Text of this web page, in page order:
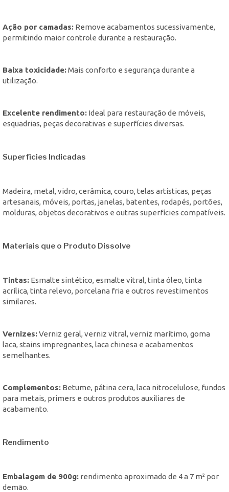
Ação por camadas: Remove acabamentos sucessivamente,
permitindo maior controle durante a restauração.
Baixa toxicidade:Mais conforto e segurança durante a
utilização.
Excelente rendimento: Ideal para restauração de móveis,
esquadrias, peças decorativas e superfícies diversas.
Superfícies Indicadas
Madeira, metal, vidro, cerâmica, couro, telas artísticas, peças
artesanais, móveis, portas, janelas, batentes, rodapés, portões,
molduras, objetos decorativos e outras superfícies compatíveis.
Materiais que o Produto Dissolve
Tintas: Esmalte sintético, esmalte vitral, tinta óleo, tinta
acrílica, tinta relevo, porcelana fria e outros revestimentos
similares.
Vernizes:Verniz geral, verniz vitral, verniz marítimo, goma
laca, stains impregnantes, laca chinesa e acabamentos
semelhantes.
Complementos: Betume, pátina cera, laca nitrocelulose, fundos
para metais, primers e outros produtos auxiliares de
acabamento.
Rendimento
Embalagem de 900g: rendimento aproximado de 4 a 7 m² por
demão.